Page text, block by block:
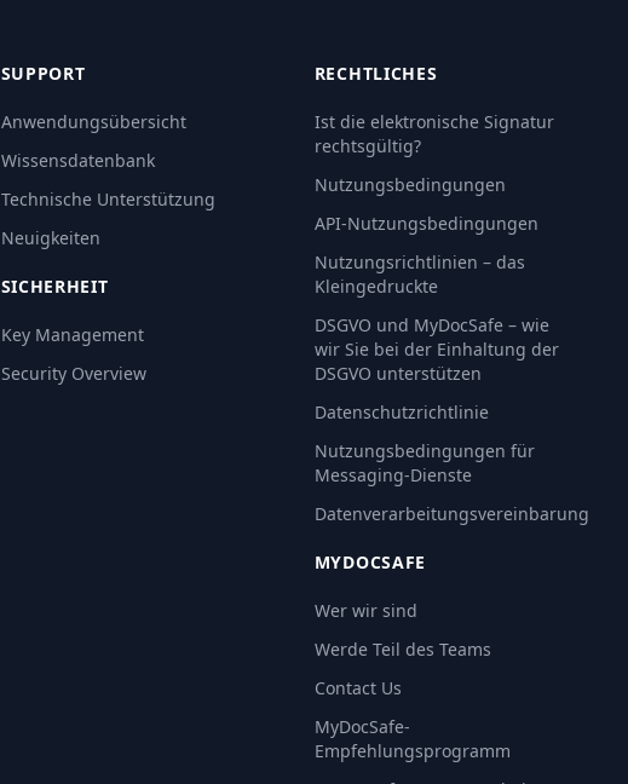
SUPPORT
Anwendungsübersicht
Wissensdatenbank
Technische Unterstützung
Neuigkeiten
SICHERHEIT
Key Management
Security Overview
RECHTLICHES
Ist die elektronische Signatur
rechtsgültig?
Nutzungsbedingungen
API-Nutzungsbedingungen
Nutzungsrichtlinien – das
Kleingedruckte
DSGVO und MyDocSafe – wie
wir Sie bei der Einhaltung der
DSGVO unterstützen
Datenschutzrichtlinie
Nutzungsbedingungen für
Messaging-Dienste
Datenverarbeitungsvereinbarung
MYDOCSAFE
Wer wir sind
Werde Teil des Teams
Contact Us
MyDocSafe-
Empfehlungsprogramm